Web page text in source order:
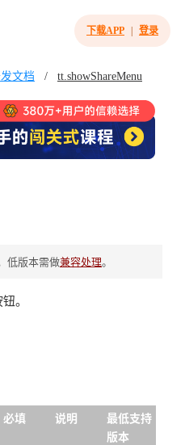
下载APP 登录
文档 / tt.showShareMenu
低版本需做兼容处理。
。
必填 说明
最低支持
版本